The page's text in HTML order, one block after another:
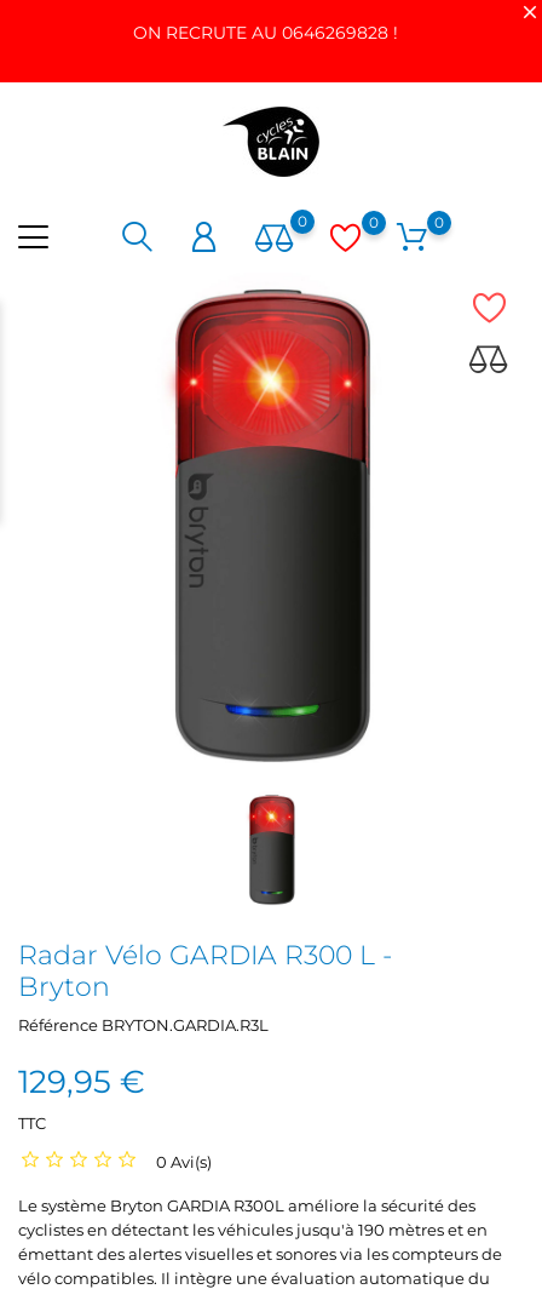
ON RECRUTE AU 0646269828 !
0 0 0
Radar Vélo GARDIA R300 L -
Bryton
Référence BRYTON.GARDIA.R3L
129,95 €
TTC
0 Avi(s)
Le système Bryton GARDIA R300L améliore la sécurité des
cyclistes en détectant les véhicules jusqu'à 190 mètres et en
émettant des alertes visuelles et sonores via les compteurs de
vélo compatibles. Il intègre une évaluation automatique du